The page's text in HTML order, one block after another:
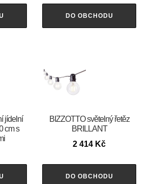
DO OBCHODU
jídelní
cm s
BIZZOTTO světelný řetěz
BRILLANT
2 414 Kč
DO OBCHODU